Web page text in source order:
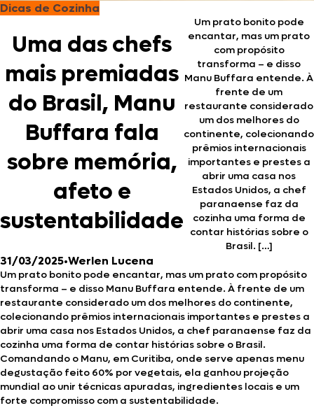
Dicas de Cozinha
Uma das chefs
mais premiadas
do Brasil, Manu
Buffara fala
sobre memória,
afeto e
sustentabilidade
Um prato bonito pode
encantar, mas um prato
com propósito
transforma – e disso
Manu Buffara entende. À
frente de um
restaurante considerado
um dos melhores do
continente, colecionando
prêmios internacionais
importantes e prestes a
abrir uma casa nos
Estados Unidos, a chef
paranaense faz da
cozinha uma forma de
contar histórias sobre o
Brasil. […]
31/03/2025•Werlen Lucena
Um prato bonito pode encantar, mas um prato com propósito
transforma – e disso Manu Buffara entende. À frente de um
restaurante considerado um dos melhores do continente,
colecionando prêmios internacionais importantes e prestes a
abrir uma casa nos Estados Unidos, a chef paranaense faz da
cozinha uma forma de contar histórias sobre o Brasil.
Comandando o Manu, em Curitiba, onde serve apenas menu
degustação feito 60% por vegetais, ela ganhou projeção
mundial ao unir técnicas apuradas, ingredientes locais e um
forte compromisso com a sustentabilidade.